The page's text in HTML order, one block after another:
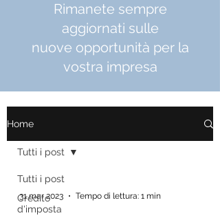
Rimanete sempre
aggiornati sulle
nuove opportunità per la
vostra impresa
Home
Tutti i post
Credito
d'imposta
Tutti i post
31 mar 2023 Tempo di lettura: 1 min